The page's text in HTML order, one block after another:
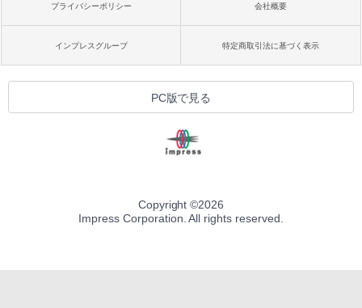
プライバシーポリシー 会社概要
インプレスグループ 特定商取引法に基づく表示
PC版で見る
Copyright ©2026
Impress Corporation. All rights reserved.